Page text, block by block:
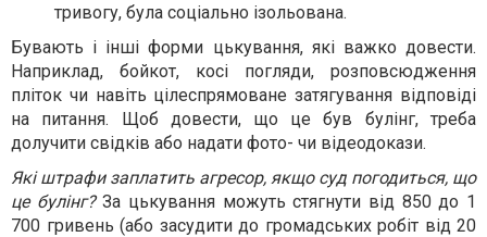
тривогу, була соціально ізольована.
Бувають і інші форми цькування, які важко довести.
Наприклад, бойкот, косі погляди, розповсюдження
пліток чи навіть цілеспрямоване затягування відповіді
на питання. Щоб довести, що це був булінг, треба
долучити свідків або надати фото- чи відеодокази.
Які штрафи заплатить агресор, якщо суд погодиться, що
це булінг?За цькування можуть стягнути від 850 до 1
700 гривень (або засудити до громадських робіт від 20